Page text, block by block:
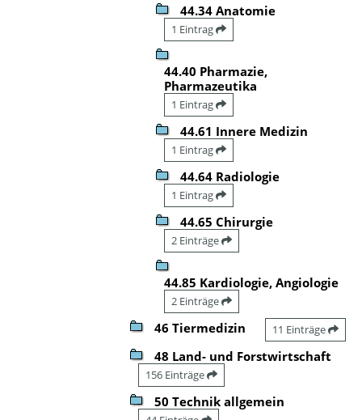
44.34 Anatomie
1 Eintrag
44.40 Pharmazie,
Pharmazeutika
1 Eintrag
44.61 Innere Medizin
1 Eintrag
44.64 Radiologie
1 Eintrag
44.65 Chirurgie
2 Einträge
44.85 Kardiologie, Angiologie
2 Einträge
46 Tiermedizin 11 Einträge
48 Land- und Forstwirtschaft
156 Einträge
50 Technik allgemein